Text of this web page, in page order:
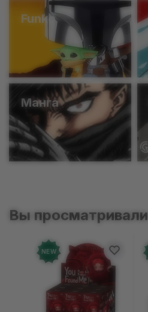
Funko
Манга
Вы просматривали
NEW